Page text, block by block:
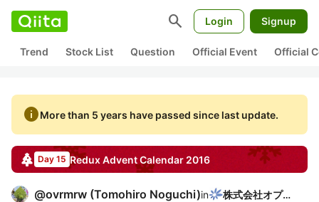
search Login Signup
Trend Stock List Question Official Event Official
infoMore than 5 years have passed since last update.
Day 15 ReduxAdvent Calendar 2016
@ovrmrw (Tomohiro Noguchi)in 株式会社オプト